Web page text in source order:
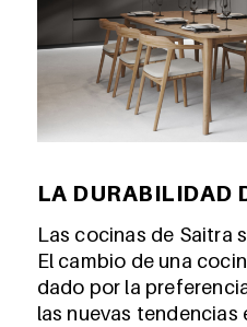
LA DURABILIDAD
Las cocinas de Saitra
El cambio de una
dado por la
las nuevas tendencias